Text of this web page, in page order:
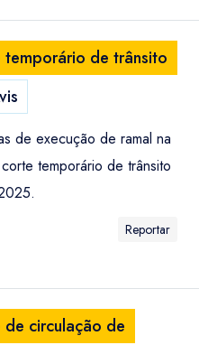
de trânsito
de execução de ramal na
temporário de trânsito
Reportar
circulação de